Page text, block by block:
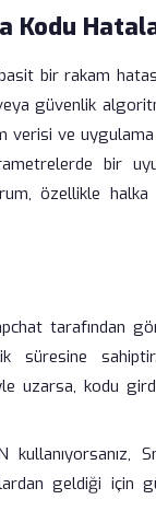
bir rakam
güvenlik
verisi ve
bir
özellikle halka
tarafından
süresine
uzarsa, kodu
kullanıyorsanız,
geldiği için